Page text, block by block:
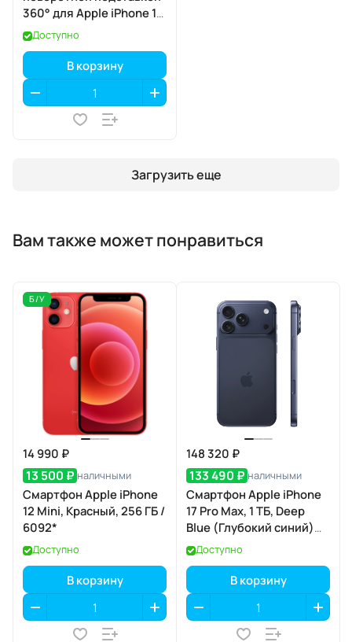
360° для Apple iPhone 17
Pro, Lucent Clear
(прозрачный), MagSafe
Доступно
В корзину
Загрузить еще
Вам также может понравиться
Б/У
14 990 ₽
13 500 ₽ наличными
Смартфон Apple iPhone
12 Mini, Красный, 256 ГБ /
6092*
Доступно
В корзину
148 320 ₽
133 490 ₽ наличными
Смартфон Apple iPhone
17 Pro Max, 1 ТБ, Deep
Blue (Глубокий синий)
Dual eSIM
Доступно
В корзину